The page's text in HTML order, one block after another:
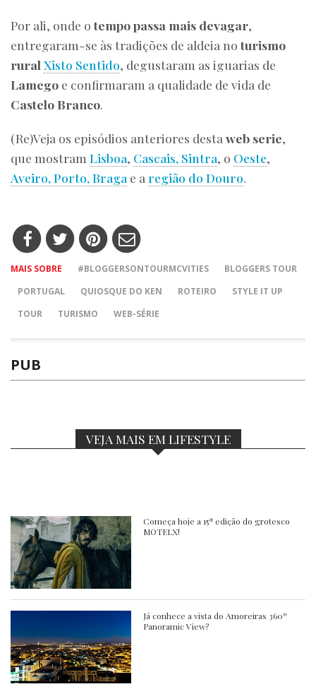
Por ali, onde otempo passa mais devagar,
entregaram-se às tradições de aldeia noturismo
rural Xisto Sentido, degustaram as iguarias de
Lamego e confirmaram a qualidade de vida de
Castelo Branco.
(Re)Veja os episódios anteriores desta web serie,
que mostram Lisboa, Cascais, Sintra, o Oeste,
Aveiro, Porto, Braga e a região do Douro.
MAIS SOBRE #BLOGGERSONTOURMCVITIES
BLOGGERS TOUR
PORTUGAL
QUIOSQUE DO KEN ROTEIRO
STYLE IT UP
TOUR
TURISMO WEB-SÉRIE
PUB
VEJA MAIS EM LIFESTYLE
Começa hoje a 15ª edição do grotesco
MOTELX!
Já conhece a vista do Amoreiras 360º
Panoramic View?